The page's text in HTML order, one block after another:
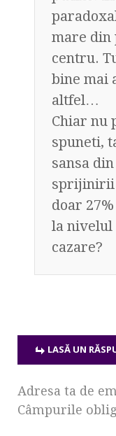
mare din
centru.
bine mai
altfel…
Chiar nu
spuneti,
sansa
sprijinirii
doar
la
cazare?
LASĂ UN
Adresa ta de
Câmpurile